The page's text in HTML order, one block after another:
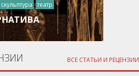
скульптура театр
ВСЕ СТАТЬИ И РЕЦЕНЗИИ